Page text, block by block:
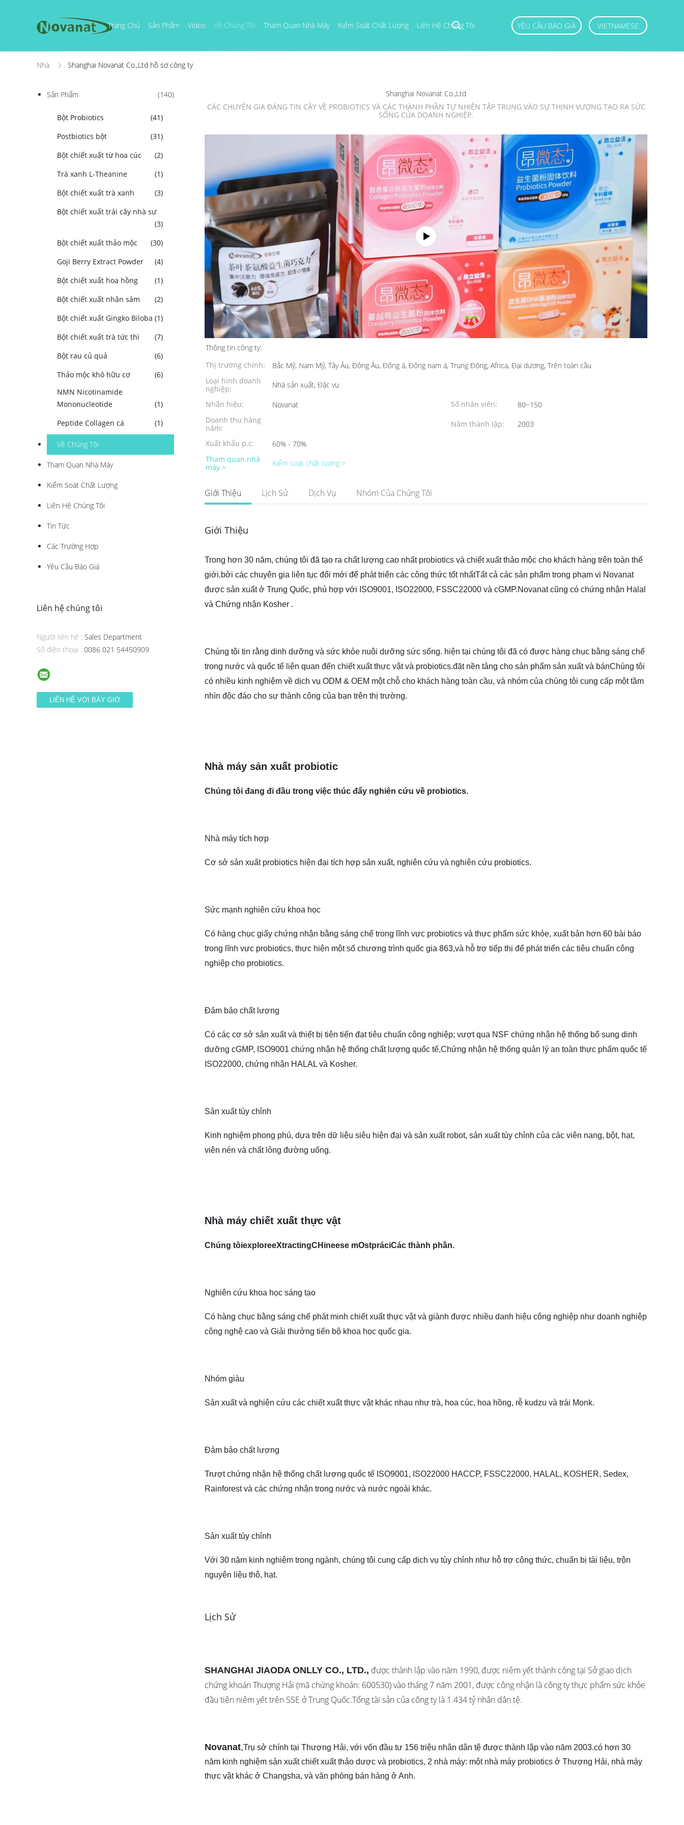
Trang Chủ Sản Phẩm Video Về Chúng Tôi Tham Quan Nhà Máy Kiểm Soát Chất Lượng Liên Hệ Chúng Tôi YÊU CẦU BÁO GIÁ VIETNAMESE
Nhà Shanghai Novanat Co.,Ltd hồ sơ công ty
Sản Phẩm (140)
Bột Probiotics
(41)
Postbiotics bột
(31)
Bột chiết xuất từ ​​hoa cúc
(2)
Trà xanh L-Theanine
(1)
Bột chiết xuất trà xanh
(3)
Bột chiết xuất trái cây nhà sư
(3)
Bột chiết xuất thảo mộc
(30)
Goji Berry Extract Powder
(4)
Bột chiết xuất hoa hồng
(1)
Bột chiết xuất nhân sâm
(2)
Bột chiết xuất Gingko Biloba (1)
Bột chiết xuất trà tức thì
(7)
Bột rau củ quả
(6)
Thảo mộc khô hữu cơ
(6)
NMN Nicotinamide
Mononucleotide
(1)
Peptide Collagen cá
(1)
Về Chúng Tôi
Tham Quan Nhà Máy
Kiểm Soát Chất Lượng
Liên Hệ Chúng Tôi
Tin Tức
Các Trường Hợp
Yêu Cầu Báo Giá
Liên hệ chúng tôi
Người liên hệ : Sales Department
Số điện thoại : 0086 021 54450909
Shanghai Novanat Co.,Ltd
CÁC CHUYÊN GIA ĐÁNG TIN CẬY VỀ PROBIOTICS VÀ CÁC THÀNH PHẦN TỰ NHIÊN TẬP TRUNG VÀO SỰ THỊNH VƯỢNG TẠO RA SỨC
SỐNG CỦA DOANH NGHIỆP.
Thông tin công ty:
Thị trường chính:
Bắc Mỹ, Nam Mỹ, Tây Âu, Đông Âu, Đông á, Đông nam á, Trung Đông, Africa, Đại dương, Trên toàn cầu
Loại hình doanh
nghiệp:
Nhà sản xuất, Đặc vụ
Nhãn hiệu:
Novanat Số nhân viên:
80~150
Doanh thu hàng
năm:
Năm thành lập:
2003
Xuất khẩu p.c:
60% - 70%
Tham quan nhà
máy >
Kiểm soát chất lượng >
Giới Thiệu Lịch Sử Dịch Vụ Nhóm Của Chúng Tôi
Giới Thiệu
Trong hơn 30 năm, chúng tôi đã tạo ra chất lượng cao nhất probiotics và chiết xuất thảo mộc cho khách hàng trên toàn thế
giới.bởi các chuyên gia liên tục đổi mới để phát triển các công thức tốt nhấtTất cả các sản phẩm trong phạm vi Novanat
được sản xuất ở Trung Quốc, phù hợp với ISO9001, ISO22000, FSSC22000 và cGMP.Novanat cũng có chứng nhận Halal
và Chứng nhận Kosher .
Chúng tôi tin rằng dinh dưỡng và sức khỏe nuôi dưỡng sức sống. hiện tại chúng tôi đã có được hàng chục bằng sáng chế
trong nước và quốc tế liên quan đến chiết xuất thực vật và probiotics.đặt nền tảng cho sản phẩm sản xuất và bánChúng tôi
có nhiều kinh nghiệm về dịch vụ ODM & OEM một chỗ cho khách hàng toàn cầu, và nhóm của chúng tôi cung cấp một tầm
nhìn độc đáo cho sự thành công của bạn trên thị trường.
Nhà máy sản xuất probiotic
Chúng tôi đang đi đầu trong việc thúc đẩy nghiên cứu về probiotics.
Nhà máy tích hợp
Cơ sở sản xuất probiotics hiện đại tích hợp sản xuất, nghiên cứu và nghiên cứu probiotics.
Sức mạnh nghiên cứu khoa học
Có hàng chục giấy chứng nhận bằng sáng chế trong lĩnh vực probiotics và thực phẩm sức khỏe, xuất bản hơn 60 bài báo
trong lĩnh vực probiotics, thực hiện một số chương trình quốc gia 863,và hỗ trợ tiếp thị để phát triển các tiêu chuẩn công
nghiệp cho probiotics.
Đảm bảo chất lượng
Có các cơ sở sản xuất và thiết bị tiên tiến đạt tiêu chuẩn công nghiệp; vượt qua NSF chứng nhận hệ thống bổ sung dinh
dưỡng cGMP, ISO9001 chứng nhận hệ thống chất lượng quốc tế,Chứng nhận hệ thống quản lý an toàn thực phẩm quốc tế
ISO22000, chứng nhận HALAL và Kosher.
Sản xuất tùy chỉnh
Kinh nghiệm phong phú, dựa trên dữ liệu siêu hiện đại và sản xuất robot, sản xuất tùy chỉnh của các viên nang, bột, hạt,
viên nén và chất lỏng đường uống.
Nhà máy chiết xuất thực vật
Chúng tôiexploreeXtractingC Hineese mOstpráciCác thành phần.
Nghiên cứu khoa học sáng tạo
Có hàng chục bằng sáng chế phát minh chiết xuất thực vật và giành được nhiều danh hiệu công nghiệp như doanh nghiệp
công nghệ cao và Giải thưởng tiến bộ khoa học quốc gia.
Nhóm giàu
Sản xuất và nghiên cứu các chiết xuất thực vật khác nhau như trà, hoa cúc, hoa hồng, rễ kudzu và trái Monk.
Đảm bảo chất lượng
Trượt chứng nhận hệ thống chất lượng quốc tế ISO9001, ISO22000 HACCP, FSSC22000, HALAL, KOSHER, Sedex,
Rainforest và các chứng nhận trong nước và nước ngoài khác.
Sản xuất tùy chỉnh
Với 30 năm kinh nghiệm trong ngành, chúng tôi cung cấp dịch vụ tùy chỉnh như hỗ trợ công thức, chuẩn bị tài liệu, trộn
nguyên liệu thô, hạt.
Lịch Sử
SHANGHAI JIAODA ONLLY CO., LTD., được thành lập vào năm 1990, được niêm yết thành công tại Sở giao dịch
chứng khoán Thượng Hải (mã chứng khoán: 600530) vào tháng 7 năm 2001, được công nhận là công ty thực phẩm sức khỏe
đầu tiên niêm yết trên SSE ở Trung Quốc.Tổng tài sản của công ty là 1.434 tỷ nhân dân tệ.
Novanat,Trụ sở chính tại Thượng Hải, với vốn đầu tư 156 triệu nhân dân tệ được thành lập vào năm 2003.có hơn 30
năm kinh nghiệm sản xuất chiết xuất thảo dược và probiotics, 2 nhà máy: một nhà máy probiotics ở Thượng Hải, nhà máy
thực vật khác ở Changsha, và văn phòng bán hàng ở Anh.